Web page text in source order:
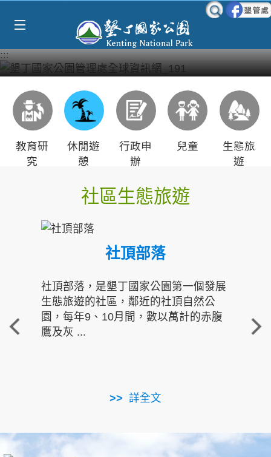
:::
教育研
究
休閒遊
憩
行政申
辦
兒童
生態旅
遊
社區生態旅遊
社頂部落
社頂部落，是墾丁國家公園第一個發展
生態旅遊的社區，鄰近的社頂自然公
園，每年9、10月間，數以萬計的赤腹
鷹及灰 ...
詳全文
重
走進